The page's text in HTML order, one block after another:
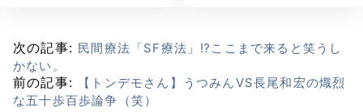
次の記事: 民間療法「SF療法」⁉ここまで来ると笑うし
かない。
前の記事:
【トンデモさん】うつみんVS長尾和宏の熾烈
な五十歩百歩論争（笑）